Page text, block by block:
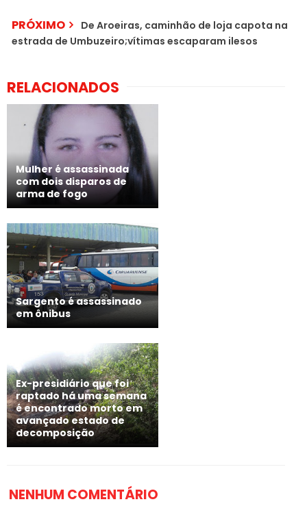
PRÓXIMO
De Aroeiras, caminhão de loja capota na
estrada de Umbuzeiro;vítimas escaparam ilesos
RELACIONADOS
Mulher é assassinada
com dois disparos de
arma de fogo
Sargento é assassinado
em ônibus
Ex-presidiário que foi
raptado há uma semana
é encontrado morto em
avançado estado de
decomposição
NENHUM COMENTÁRIO